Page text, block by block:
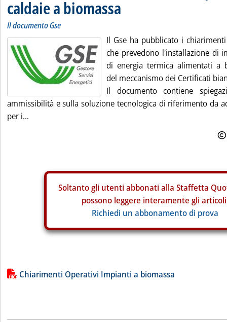
caldaie a biomassa
Il documento Gse
Il Gse ha pubblicato i
che prevedono l'installazione di
di energia termica alimentati a
del meccanismo dei Certificati
Il documento contiene
ammissibilità e sulla soluzione tecnologica di riferimento da
per i...
Soltanto gli utenti abbonati alla Staffetta
possono leggere interamente gli
Richiedi un abbonamento di prova
Lista allegati PDF alla notizia
Chiarimenti Operativi Impianti a biomassa